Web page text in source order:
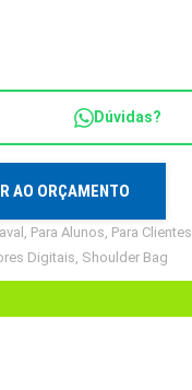
Dúvidas?
AO ORÇAMENTO
, Para Alunos, Para Clientes
Digitais, Shoulder Bag